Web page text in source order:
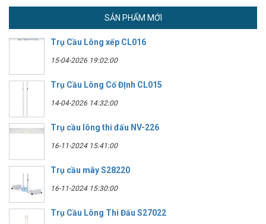
SẢN PHẨM MỚI
Trụ Cầu Lông xếp CL016
15-04-2026 19:02:00
Trụ Cầu Lông Cố ĐỊnh CL015
14-04-2026 14:32:00
Trụ cầu lông thi đấu NV-226
16-11-2024 15:41:00
Trụ cầu mây S28220
16-11-2024 15:30:00
Trụ Cầu Lông Thi Đấu S27022